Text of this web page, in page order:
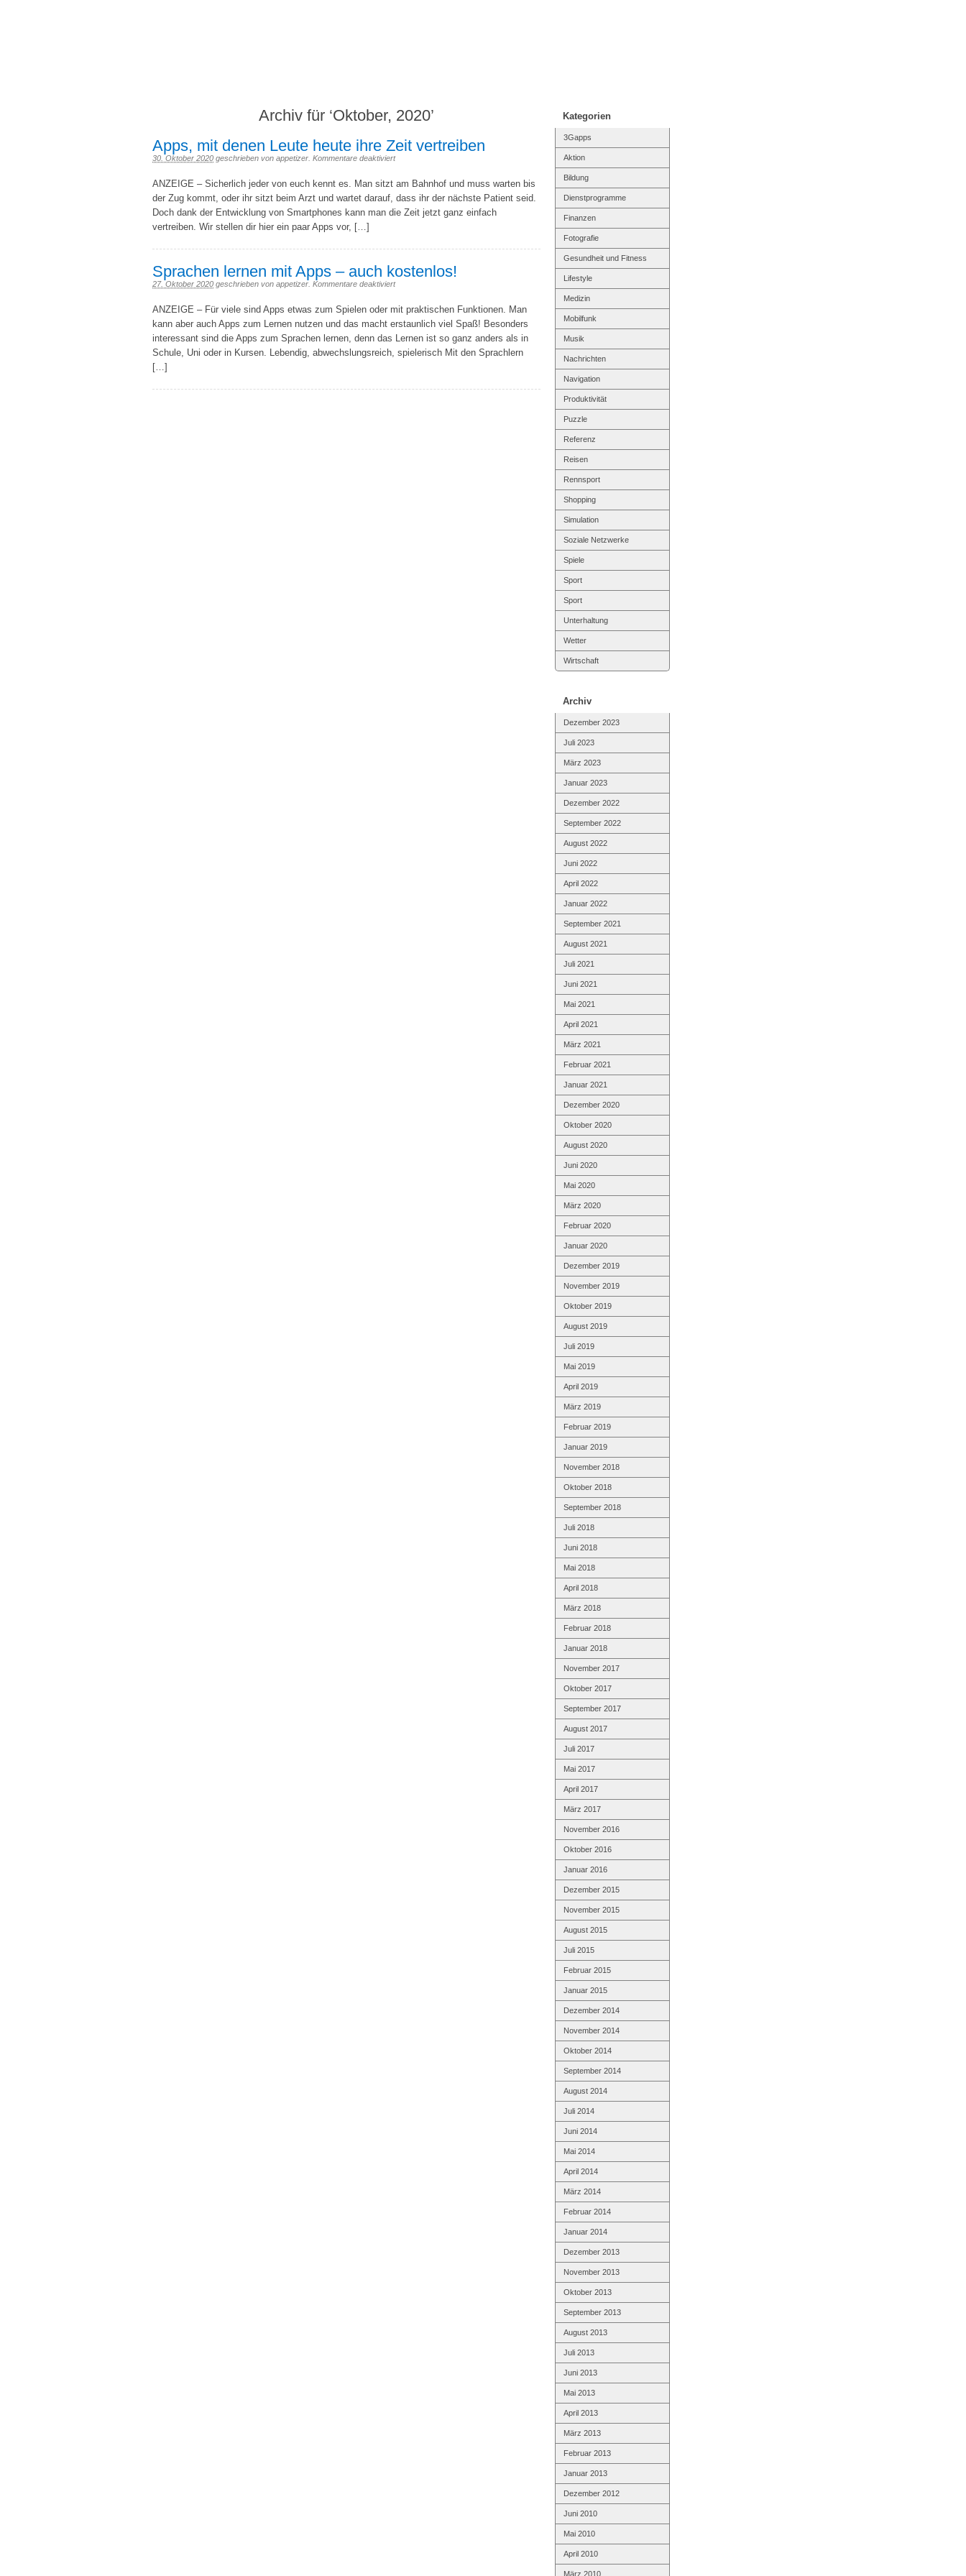
Archiv für ‘Oktober, 2020’
Apps, mit denen Leute heute ihre Zeit vertreiben
30. Oktober 2020 geschrieben von appetizer. Kommentare deaktiviert
ANZEIGE – Sicherlich jeder von euch kennt es. Man sitzt am Bahnhof und muss warten bis
der Zug kommt, oder ihr sitzt beim Arzt und wartet darauf, dass ihr der nächste Patient seid.
Doch dank der Entwicklung von Smartphones kann man die Zeit jetzt ganz einfach
vertreiben. Wir stellen dir hier ein paar Apps vor, […]
Sprachen lernen mit Apps – auch kostenlos!
27. Oktober 2020 geschrieben von appetizer. Kommentare deaktiviert
ANZEIGE – Für viele sind Apps etwas zum Spielen oder mit praktischen Funktionen. Man
kann aber auch Apps zum Lernen nutzen und das macht erstaunlich viel Spaß! Besonders
interessant sind die Apps zum Sprachen lernen, denn das Lernen ist so ganz anders als in
Schule, Uni oder in Kursen. Lebendig, abwechslungsreich, spielerisch Mit den Sprachlern
[…]
Kategorien
3Gapps
Aktion
Bildung
Dienstprogramme
Finanzen
Fotografie
Gesundheit und Fitness
Lifestyle
Medizin
Mobilfunk
Musik
Nachrichten
Navigation
Produktivität
Puzzle
Referenz
Reisen
Rennsport
Shopping
Simulation
Soziale Netzwerke
Spiele
Sport
Sport
Unterhaltung
Wetter
Wirtschaft
Archiv
Dezember 2023
Juli 2023
März 2023
Januar 2023
Dezember 2022
September 2022
August 2022
Juni 2022
April 2022
Januar 2022
September 2021
August 2021
Juli 2021
Juni 2021
Mai 2021
April 2021
März 2021
Februar 2021
Januar 2021
Dezember 2020
Oktober 2020
August 2020
Juni 2020
Mai 2020
März 2020
Februar 2020
Januar 2020
Dezember 2019
November 2019
Oktober 2019
August 2019
Juli 2019
Mai 2019
April 2019
März 2019
Februar 2019
Januar 2019
November 2018
Oktober 2018
September 2018
Juli 2018
Juni 2018
Mai 2018
April 2018
März 2018
Februar 2018
Januar 2018
November 2017
Oktober 2017
September 2017
August 2017
Juli 2017
Mai 2017
April 2017
März 2017
November 2016
Oktober 2016
Januar 2016
Dezember 2015
November 2015
August 2015
Juli 2015
Februar 2015
Januar 2015
Dezember 2014
November 2014
Oktober 2014
September 2014
August 2014
Juli 2014
Juni 2014
Mai 2014
April 2014
März 2014
Februar 2014
Januar 2014
Dezember 2013
November 2013
Oktober 2013
September 2013
August 2013
Juli 2013
Juni 2013
Mai 2013
April 2013
März 2013
Februar 2013
Januar 2013
Dezember 2012
Juni 2010
Mai 2010
April 2010
März 2010